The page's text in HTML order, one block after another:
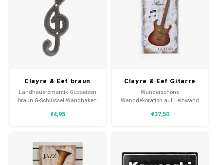
Clayre & Eef braun
Eisen Musik Schlüssel
Wandhaken 6x5x17cm
Landhausromantik Gusseisen
braun G-Schlüssel Wandhaken
6x5x17cm
€4,95
Clayre & Eef Gitarre
Leinwand
Wanddekoration 30x60
Wunderschöne
Wanddekoration auf Leinwand
Musikgitarre und einer
€37,50